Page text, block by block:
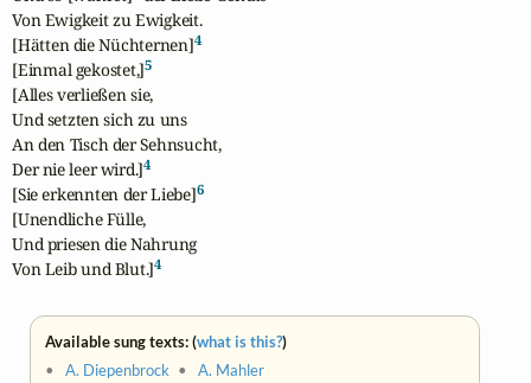
Von Ewigkeit zu Ewigkeit.
[Hätten die Nüchternen]4
[Einmal gekostet,]5
[Alles verließen sie,
Und setzten sich zu uns
An den Tisch der Sehnsucht,
Der nie leer wird.]4
[Sie erkennten der Liebe]6
[Unendliche Fülle,
Und priesen die Nahrung
Von Leib und Blut.]4
Available sung texts: (what is this?)
•A. Diepenbrock •A. Mahler